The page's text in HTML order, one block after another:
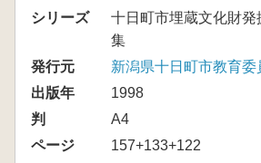
シリーズ
十日町市埋蔵文化財
集
発行元
新潟県十日町市教育委
出版年
1998
判
A4
ページ
157+133+122